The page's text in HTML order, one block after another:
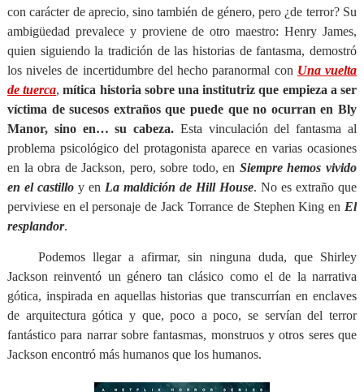
con carácter de aprecio, sino también de género, pero ¿de terror? Su
ambigüedad prevalece y proviene de otro maestro: Henry James,
quien siguiendo la tradición de las historias de fantasma, demostró
los niveles de incertidumbre del hecho paranormal con Una vuelta
de tuerca,mítica historia sobre una institutriz que empieza a ser
víctima de sucesos extraños que puede que no ocurran en Bly
Manor, sino en… su cabeza. Esta vinculación del fantasma al
problema psicológico del protagonista aparece en varias ocasiones
en la obra de Jackson, pero, sobre todo, en Siempre hemos vivido
en el castilloy en La maldición de Hill House. No es extraño que
perviviese en el personaje de Jack Torrance de Stephen King en El
resplandor.
Podemos llegar a afirmar, sin ninguna duda, que Shirley
Jackson reinventó un género tan clásico como el de la narrativa
gótica, inspirada en aquellas historias que transcurrían en enclaves
de arquitectura gótica y que, poco a poco, se servían del terror
fantástico para narrar sobre fantasmas, monstruos y otros seres que
Jackson encontró más humanos que los humanos.